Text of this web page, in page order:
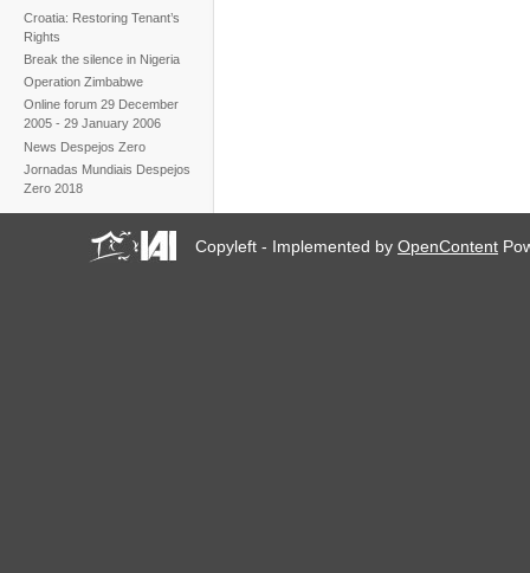
Croatia: Restoring Tenant’s
Rights
Break the silence in Nigeria
Operation Zimbabwe
Online forum 29 December
2005 - 29 January 2006
News Despejos Zero
Jornadas Mundiais Despejos
Zero 2018
Copyleft - Implemented byOpenContent